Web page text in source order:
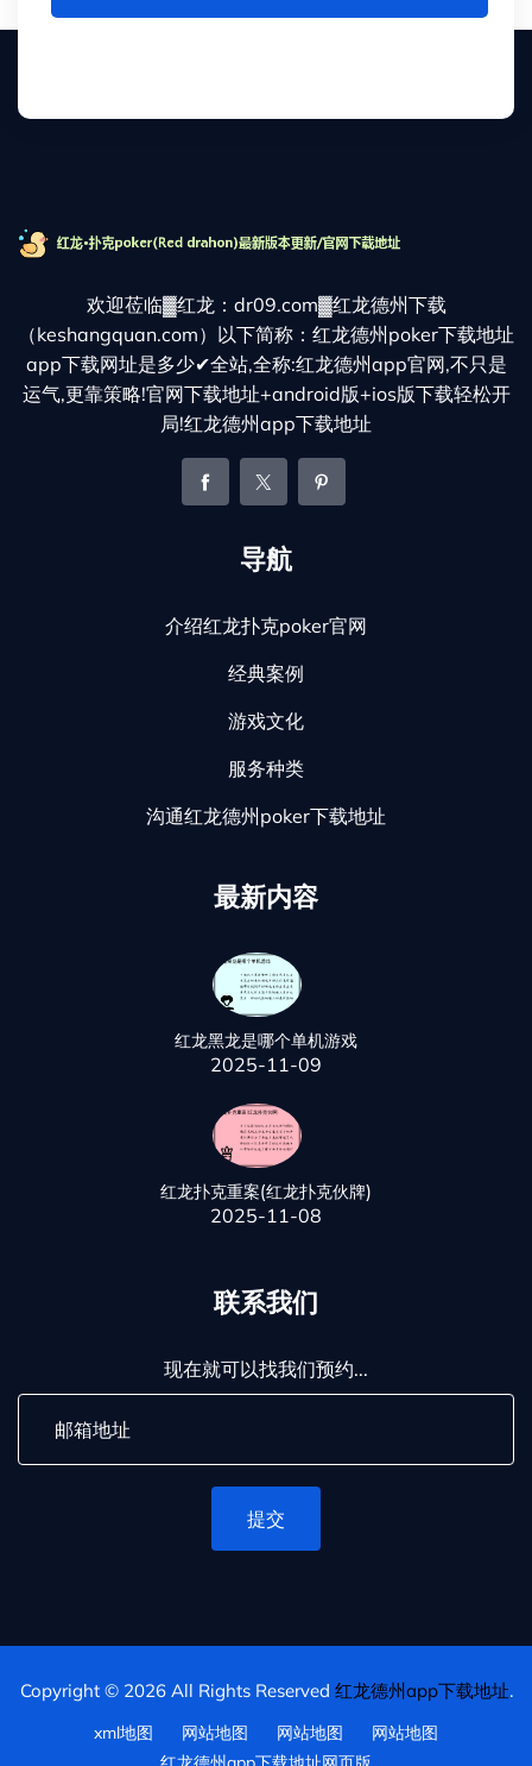
欢迎莅临▓红龙：dr09.com▓红龙德州下载
（keshangquan.com）以下简称：红龙德州poker下载地址
app下载网址是多少✔全站,全称:红龙德州app官网,不只是
运气,更靠策略!官网下载地址+android版+ios版下载轻松开
局!红龙德州app下载地址
导航
介绍红龙扑克poker官网
经典案例
游戏文化
服务种类
沟通红龙德州poker下载地址
最新内容
红龙黑龙是哪个单机游戏
2025-11-09
红龙扑克重案(红龙扑克伙牌)
2025-11-08
联系我们
现在就可以找我们预约...
提交
Copyright © 2026 All Rights Reserved 红龙德州app下载地址.
xml地图 网站地图 网站地图
网站地图